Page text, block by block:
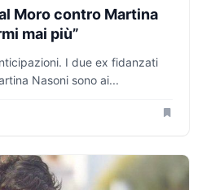
Moro contro Martina
mai più”
I due ex fidanzati
Nasoni sono ai...